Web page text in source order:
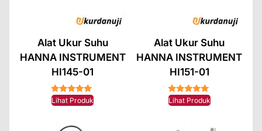
Alat Ukur Suhu
HANNA INSTRUMENT
HI145-01
★★★★★
Lihat Produk
Alat Ukur Suhu
HANNA INSTRUMENT
HI151-01
★★★★★
Lihat Produk